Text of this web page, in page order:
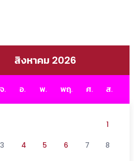
สิงหาคม 2026
จ. อ. พ. พฤ. ศ. ส.
1
3 4 5 6 7 8